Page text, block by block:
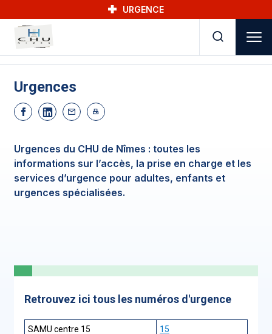
URGENCE
Urgences
Urgences du CHU de Nîmes : toutes les
informations sur l’accès, la prise en charge et les
services d’urgence pour adultes, enfants et
urgences spécialisées.
Retrouvez ici tous les numéros d'urgence
SAMU centre 15
15